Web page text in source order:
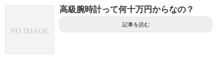
高級腕時計って何十万円からなの？
記事を読む